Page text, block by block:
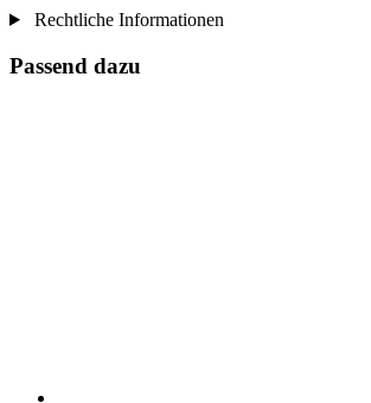
Rechtliche Informationen
Passend dazu